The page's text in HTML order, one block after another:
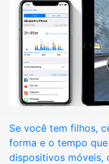
Se você tem filhos,
forma e o tempo
dispositivos móveis,